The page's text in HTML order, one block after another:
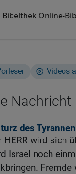
Bibelthek Online-
Videos
Nachricht
des Tyrannen
HERR wird sich
Israel noch